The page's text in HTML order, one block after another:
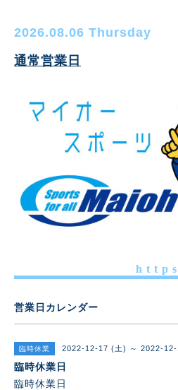
2026.08.06 Thursday
通常営業日
h t t p
営業日カレンダー
臨時休業 2022-12-17 (土) ～ 2022-12-
臨時休業日
臨時休業日